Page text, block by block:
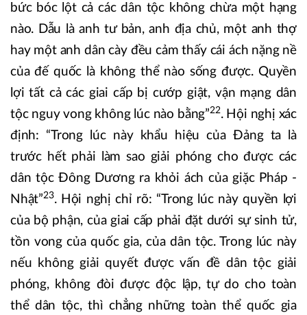
bức bóc lột cả các dân tộc không chừa một hạng
nào. Dẫu là anh tư bản, anh địa chủ, một anh thợ
hay một anh dân cày đều cảm thấy cái ách nặng nề
của đế quốc là không thể nào sống được. Quyền
lợi tất cả các giai cấp bị cướp giật, vận mạng dân
tộc nguy vong không lúc nào bằng”22. Hội nghị xác
định: “Trong lúc này khẩu hiệu của Đảng ta là
trước hết phải làm sao giải phóng cho được các
dân tộc Đông Dương ra khỏi ách của giặc Pháp -
Nhật”23. Hội nghị chỉ rõ: “Trong lúc này quyền lợi
của bộ phận, của giai cấp phải đặt dưới sự sinh tử,
tồn vong của quốc gia, của dân tộc. Trong lúc này
nếu không giải quyết được vấn đề dân tộc giải
phóng, không đòi được độc lập, tự do cho toàn
thể dân tộc, thì chẳng những toàn thể quốc gia